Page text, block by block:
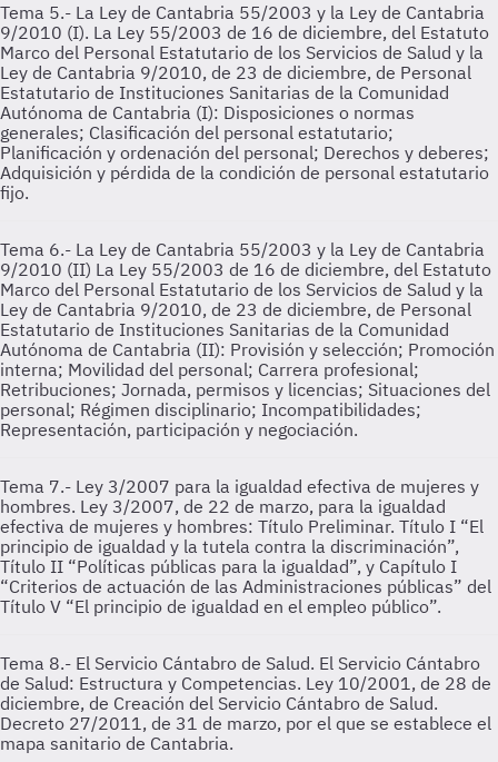
Tema 5.- La Ley de Cantabria 55/2003 y la Ley de Cantabria
9/2010 (I). La Ley 55/2003 de 16 de diciembre, del Estatuto
Marco del Personal Estatutario de los Servicios de Salud y la
Ley de Cantabria 9/2010, de 23 de diciembre, de Personal
Estatutario de Instituciones Sanitarias de la Comunidad
Autónoma de Cantabria (I): Disposiciones o normas
generales; Clasificación del personal estatutario;
Planificación y ordenación del personal; Derechos y deberes;
Adquisición y pérdida de la condición de personal estatutario
fijo.
Tema 6.- La Ley de Cantabria 55/2003 y la Ley de Cantabria
9/2010 (II) La Ley 55/2003 de 16 de diciembre, del Estatuto
Marco del Personal Estatutario de los Servicios de Salud y la
Ley de Cantabria 9/2010, de 23 de diciembre, de Personal
Estatutario de Instituciones Sanitarias de la Comunidad
Autónoma de Cantabria (II): Provisión y selección; Promoción
interna; Movilidad del personal; Carrera profesional;
Retribuciones; Jornada, permisos y licencias; Situaciones del
personal; Régimen disciplinario; Incompatibilidades;
Representación, participación y negociación.
Tema 7.- Ley 3/2007 para la igualdad efectiva de mujeres y
hombres. Ley 3/2007, de 22 de marzo, para la igualdad
efectiva de mujeres y hombres: Título Preliminar. Título I “El
principio de igualdad y la tutela contra la discriminación”,
Título II “Políticas públicas para la igualdad”, y Capítulo I
“Criterios de actuación de las Administraciones públicas” del
Título V “El principio de igualdad en el empleo público”.
Tema 8.- El Servicio Cántabro de Salud. El Servicio Cántabro
de Salud: Estructura y Competencias. Ley 10/2001, de 28 de
diciembre, de Creación del Servicio Cántabro de Salud.
Decreto 27/2011, de 31 de marzo, por el que se establece el
mapa sanitario de Cantabria.